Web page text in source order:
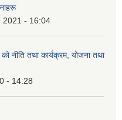
2021 - 16:04
नीति तथा कार्यक्रम, योजना तथा
- 14:28